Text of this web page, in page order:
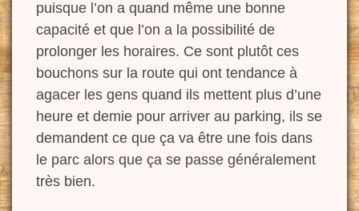
puisque l’on a quand même une bonne
capacité et que l’on a la possibilité de
prolonger les horaires. Ce sont plutôt ces
bouchons sur la route qui ont tendance à
agacer les gens quand ils mettent plus d’une
heure et demie pour arriver au parking, ils se
demandent ce que ça va être une fois dans
le parc alors que ça se passe généralement
très bien.